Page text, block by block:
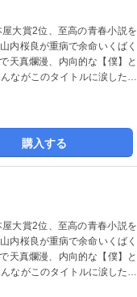
大賞2位、至高の青春小説を
内桜良が重病で余命いくばく
天真爛漫、内向的な【僕】と
ながこのタイトルに涙した…
購入する
大賞2位、至高の青春小説を
内桜良が重病で余命いくばく
天真爛漫、内向的な【僕】と
ながこのタイトルに涙した…